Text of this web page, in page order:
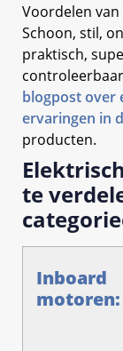
Voordelen
Schoon, stil,
praktisch,
blogpost over
ervaringen in
producten.
te
Inboard
motoren: